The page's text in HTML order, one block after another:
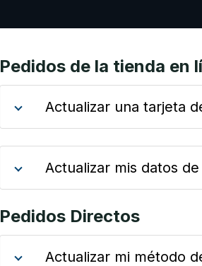
Pedidos de la tienda en
Actualizar una tarjeta
Actualizar mis datos
Pedidos Directos
Actualizar mi método